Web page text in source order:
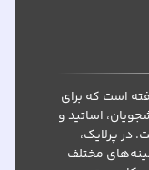
است که برای
اساتید و
پرلایک،
مختلف